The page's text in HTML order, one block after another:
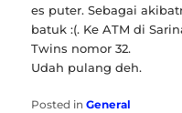
es puter. Sebagai
batuk :(. Ke ATM di
Twins nomor 32.
Udah pulang deh.
Posted in General